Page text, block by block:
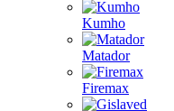
Kumho
Matador
Firemax